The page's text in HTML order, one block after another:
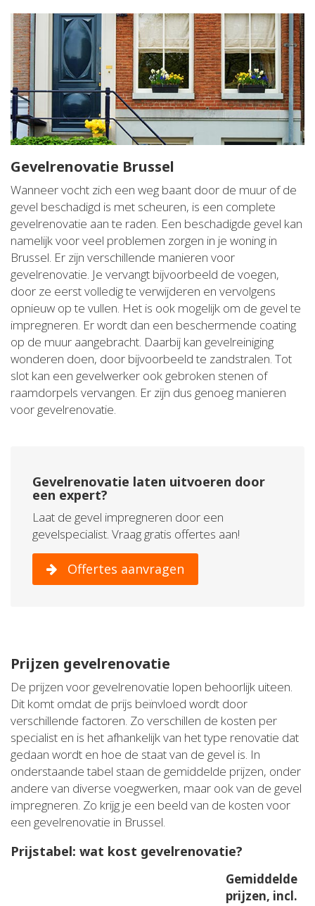
Gevelrenovatie Brussel
Wanneer vocht zich een weg baant door de muur of de
gevel beschadigd is met scheuren, is een complete
gevelrenovatie aan te raden. Een beschadigde gevel kan
namelijk voor veel problemen zorgen in je woning in
Brussel. Er zijn verschillende manieren voor
gevelrenovatie. Je vervangt bijvoorbeeld de voegen,
door ze eerst volledig te verwijderen en vervolgens
opnieuw op te vullen. Het is ook mogelijk om de gevel te
impregneren. Er wordt dan een beschermende coating
op de muur aangebracht. Daarbij kan gevelreiniging
wonderen doen, door bijvoorbeeld te zandstralen. Tot
slot kan een gevelwerker ook gebroken stenen of
raamdorpels vervangen. Er zijn dus genoeg manieren
voor gevelrenovatie.
Gevelrenovatie laten uitvoeren door
een expert?
Laat de gevel impregneren door een
gevelspecialist. Vraag gratis offertes aan!
Offertes aanvragen
Prijzen gevelrenovatie
De prijzen voor gevelrenovatie lopen behoorlijk uiteen.
Dit komt omdat de prijs beïnvloed wordt door
verschillende factoren. Zo verschillen de kosten per
specialist en is het afhankelijk van het type renovatie dat
gedaan wordt en hoe de staat van de gevel is. In
onderstaande tabel staan de gemiddelde prijzen, onder
andere van diverse voegwerken, maar ook van de gevel
impregneren. Zo krijg je een beeld van de kosten voor
een gevelrenovatie in Brussel.
Prijstabel: wat kost gevelrenovatie?
Gemiddelde
prijzen, incl.